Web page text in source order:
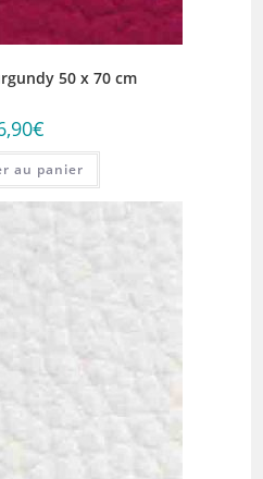
50 x 70 cm
€
au panier